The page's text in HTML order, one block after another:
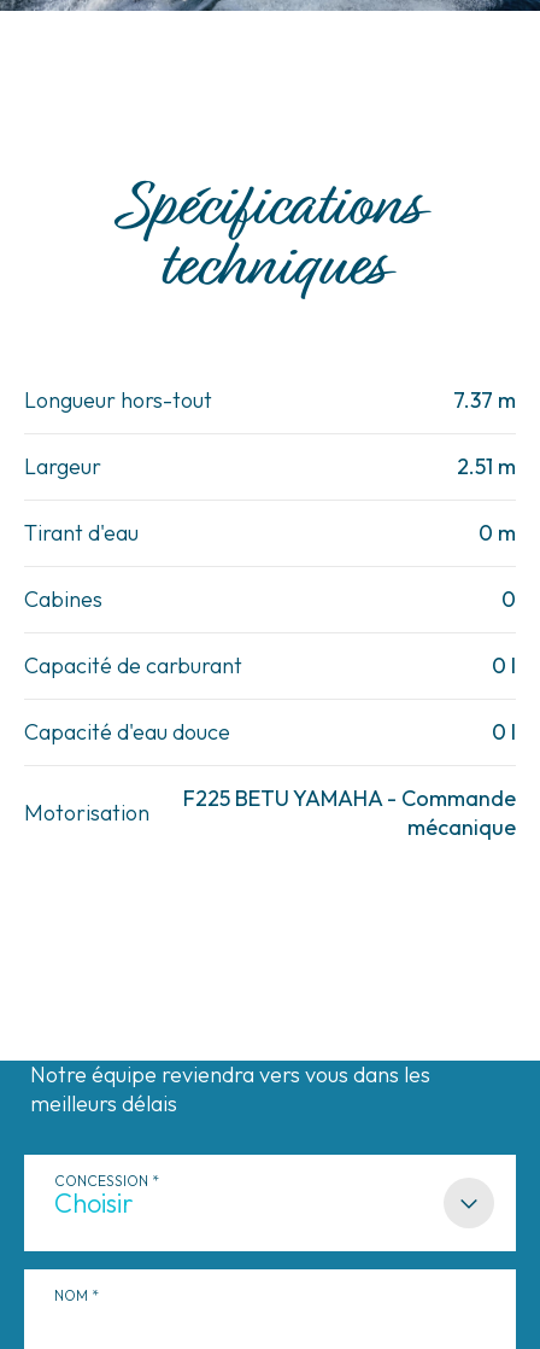
Spécifications
techniques
Longueur hors-tout 7.37 m
Largeur 2.51 m
Tirant d'eau 0 m
Cabines 0
Capacité de carburant 0 l
Capacité d'eau douce 0 l
Motorisation
F225 BETU YAMAHA - Commande
mécanique
Notre équipe reviendra vers vous dans les
meilleurs délais
CONCESSION
NOM